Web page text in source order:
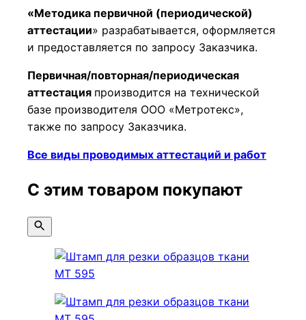
«Методика первичной (периодической)
аттестации» разрабатывается, оформляется
и предоставляется по запросу Заказчика.
Первичная/повторная/периодическая
аттестация производится на технической
базе производителя ООО «Метротекс»,
также по запросу Заказчика.
Все виды проводимых аттестаций и работ
С этим товаром покупают